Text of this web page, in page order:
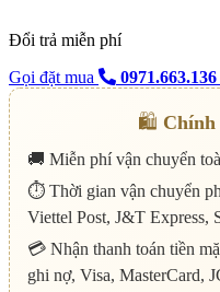
Đổi trả miễn phí
Gọi đặt mua
0971.663.136
🛍️ Chính
🚚 Miễn phí vận chuyển
⏱️ Thời gian vận chuyển
Viettel Post, J&T Express,
💳 Nhận thanh toán tiền
ghi nợ, Visa, MasterCard,